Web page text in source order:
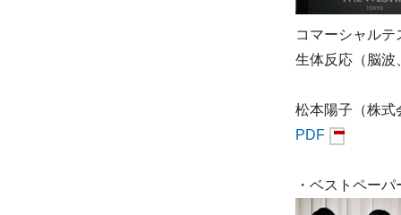
コマーシャル
生体反応（脳
松本陽子（株
PDF
・ベストペーパ